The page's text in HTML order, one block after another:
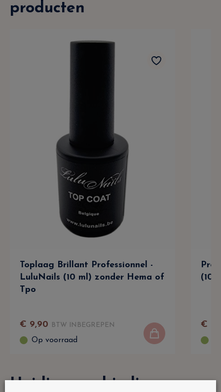
producten
Toplaag Brillant Professionnel -
LuluNails (10 ml) zonder Hema of
Tpo
€ 9,90 BTW INBEGREPEN
Op voorraad
(10
€
Huidige aanbiedingen